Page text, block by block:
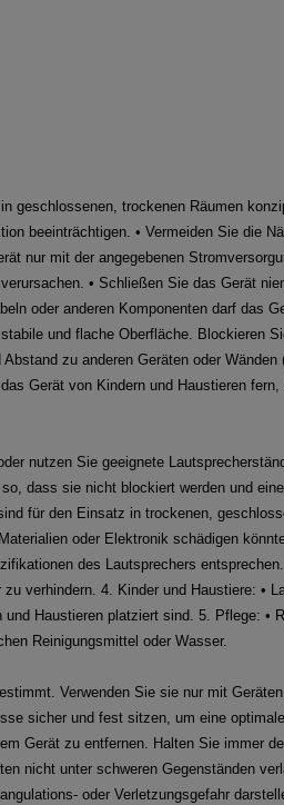
geschlossenen, trockenen Räumen
beeinträchtigen. • Vermeiden Sie die
nur mit der angegebenen
• Schließen Sie das Gerät
oder anderen Komponenten darf das
und flache Oberfläche. Blockieren
zu anderen Geräten oder
Gerät von Kindern und Haustieren
nutzen Sie geeignete
dass sie nicht blockiert werden und
für den Einsatz in trockenen,
oder Elektronik schädigen
des Lautsprechers
verhindern. 4. Kinder und Haustiere: •
Haustieren platziert sind. 5. Pflege: •
Reinigungsmittel oder Wasser.
Verwenden Sie sie nur mit
sicher und fest sitzen, um eine
Gerät zu entfernen. Halten Sie immer
nicht unter schweren Gegenständen
oder Verletzungsgefahr